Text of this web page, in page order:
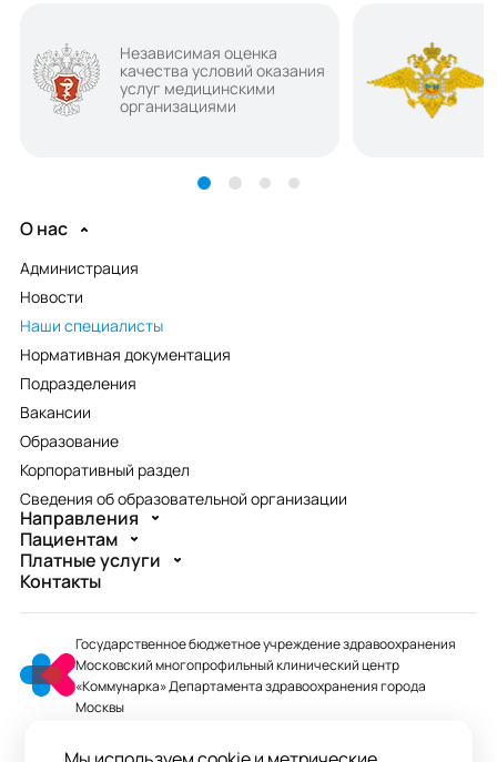
Независимая оценка
качества условий оказания
услуг медицинскими
организациями
О нас
Администрация
Новости
Наши специалисты
Нормативная документация
Подразделения
Вакансии
Образование
Корпоративный раздел
Сведения об образовательной организации
Направления
Пациентам
Платные услуги
Контакты
Государственное бюджетное учреждение здравоохранения
Московский многопрофильный клинический центр
«Коммунарка» Департамента здравоохранения города
Москвы